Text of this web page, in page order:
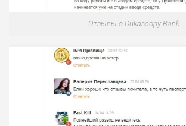
Отзывы о Dukascopy Bank